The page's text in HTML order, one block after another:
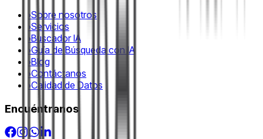
›Sobre nosotros
›Servicios
›Buscador IA
›Guía de Búsqueda con IA
›Blog
›Contáctanos
›Calidad de Datos
Encuéntranos